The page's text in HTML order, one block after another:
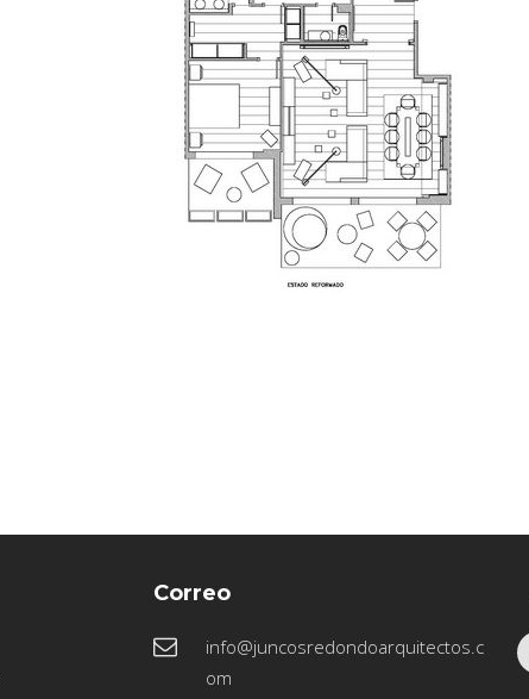
Correo
info@juncosredondoarquitectos.c
om